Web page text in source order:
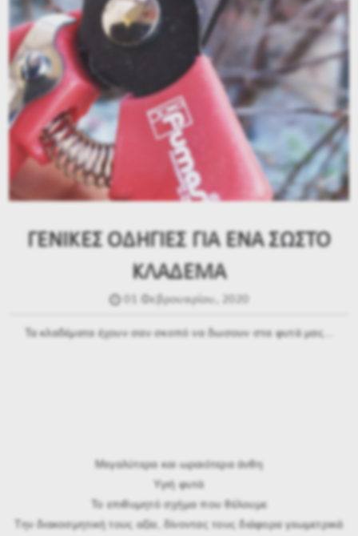
ΓΕΝΙΚΕΣ ΟΔΗΓΙΕΣ ΓΙΑ ΕΝΑ ΣΩΣΤΟ
ΚΛΑΔΕΜΑ
01 Φεβρουαρίου, 2020
Τα κλαδέματα έχουν σαν σκοπό να δωσουν στα φυτά μας...
Μεγαλύτερα και ωραιότερα άνθη
Υγιή φυτά
Το επιθυμητό σχήμα που θέλουμε
Την διακοσμητική τους αξία, δίνοντας τους διάφορα γεωμετρικά